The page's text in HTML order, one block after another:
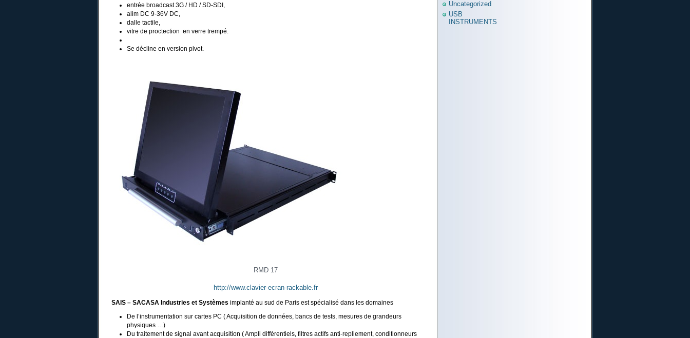
entrée broadcast 3G / HD / SD-SDI,
alim DC 9-36V DC,
dalle tactile,
vitre de proctection en verre trempé.
Se décline en version pivot.
RMD 17
http://www.clavier-ecran-rackable.fr
SAIS – SACASA Industries et Systèmes implanté au sud de Paris est spécialisé dans les domaines
De l’instrumentation sur cartes PC ( Acquisition de données, bancs de tests, mesures de grandeurs
physiques …)
Du traitement de signal avant acquisition ( Ampli différentiels, filtres actifs anti-repliement, conditionneurs
Uncategorized
USB
INSTRUMENTS